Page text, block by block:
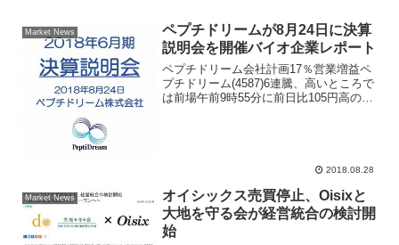
Market News
ペプチドリームが8月24日に決算
説明会を開催バイオ企業レポート
ペプチドリーム会社計画17％営業増益ペ
プチドリーム(4587)6連騰、高いところで
は前場午前9時55分に前日比105円高の
2018.08.28
Market News
オイシックス売買停止、Oisixと
大地を守る会が経営統合の検討開
始